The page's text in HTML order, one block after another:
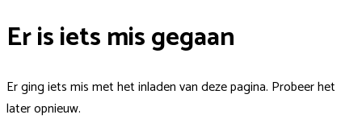
Er is iets mis gegaan
Er ging iets mis met het inladen van deze pagina. Probeer het
later opnieuw.